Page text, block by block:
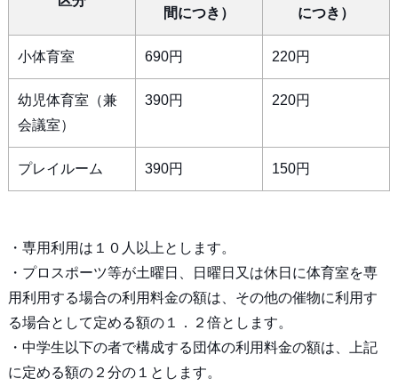
間につき）
につき）
小体育室 690円 220円
幼児体育室（兼
会議室）
390円 220円
プレイルーム 390円 150円
・専用利用は１０人以上とします。
・プロスポーツ等が土曜日、日曜日又は休日に体育室を専
用利用する場合の利用料金の額は、その他の催物に利用す
る場合として定める額の１．２倍とします。
・中学生以下の者で構成する団体の利用料金の額は、上記
に定める額の２分の１とします。